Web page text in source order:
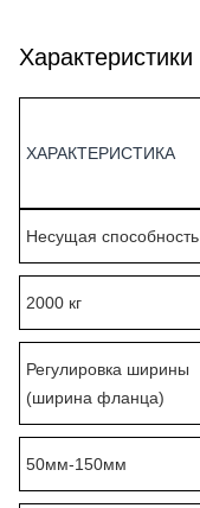
Характеристики
ХАРАКТЕРИСТИКА
Несущая способность
2000 кг
Регулировка ширины
(ширина фланца)
50мм-150мм